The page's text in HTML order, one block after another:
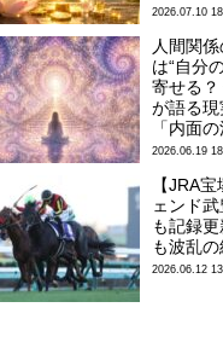
2026.07.10
人間関
は“自分
寄せる
が語る
「内面の
2026.06.19
【JRA
ェンド
も記録
も波乱
2026.06.12